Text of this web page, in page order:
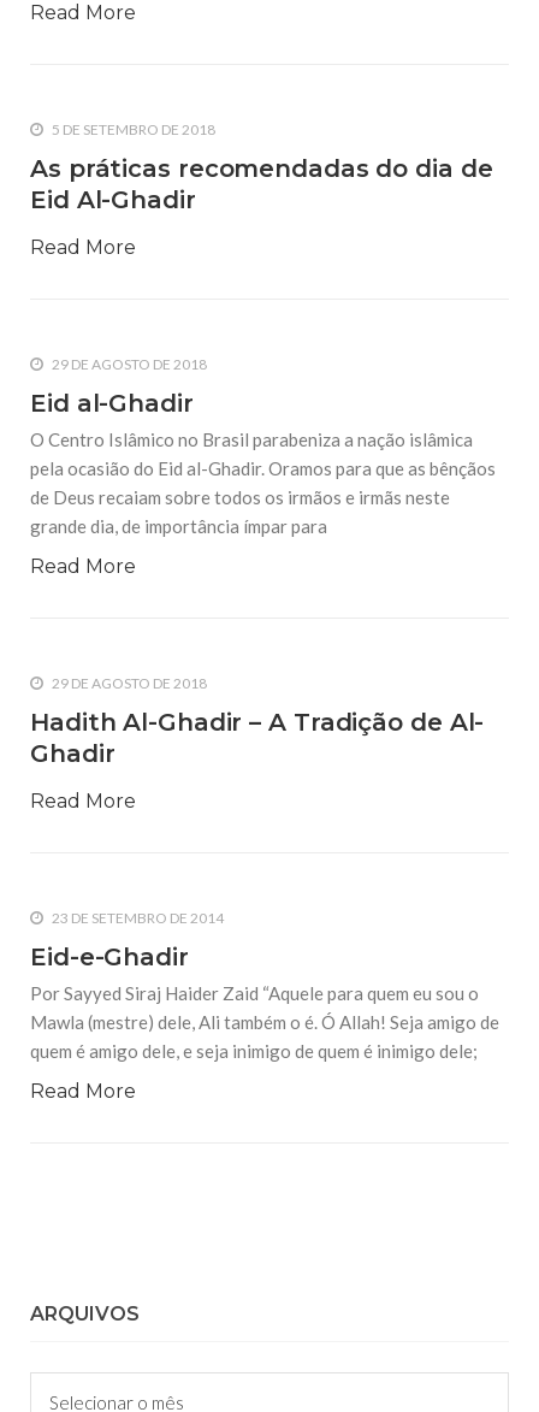
Read More
5 DE SETEMBRO DE 2018
As práticas recomendadas do dia de
Eid Al-Ghadir
Read More
29 DE AGOSTO DE 2018
Eid al-Ghadir
O Centro Islâmico no Brasil parabeniza a nação islâmica
pela ocasião do Eid al-Ghadir. Oramos para que as bênçãos
de Deus recaiam sobre todos os irmãos e irmãs neste
grande dia, de importância ímpar para
Read More
29 DE AGOSTO DE 2018
Hadith Al-Ghadir – A Tradição de Al-
Ghadir
Read More
23 DE SETEMBRO DE 2014
Eid-e-Ghadir
Por Sayyed Siraj Haider Zaid “Aquele para quem eu sou o
Mawla (mestre) dele, Ali também o é. Ó Allah! Seja amigo de
quem é amigo dele, e seja inimigo de quem é inimigo dele;
Read More
ARQUIVOS
Arquivos